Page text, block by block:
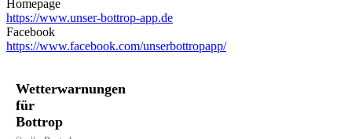
Homepage
https://www.unser-bottrop-app.de
Facebook
https://www.facebook.com/unserbottropapp/
Wetterwarnungen
für
Bottrop